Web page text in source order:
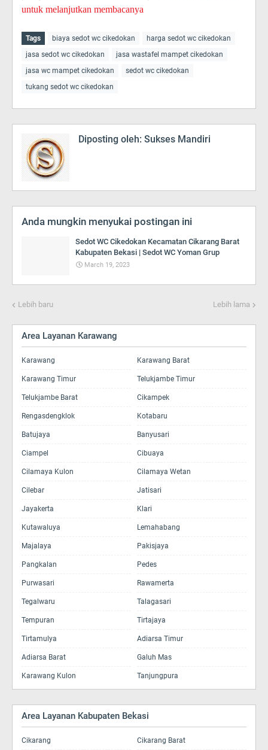
untuk melanjutkan membacanya
Tags biaya sedot wc cikedokan
harga sedot wc cikedokan
jasa sedot wc cikedokan
jasa wastafel mampet cikedokan
jasa wc mampet cikedokan
sedot wc cikedokan
tukang sedot wc cikedokan
Diposting oleh: Sukses Mandiri
Anda mungkin menyukai postingan ini
Sedot WC Cikedokan Kecamatan Cikarang Barat
Kabupaten Bekasi | Sedot WC Yoman Grup
March 19, 2023
Lebih baru Lebih lama
Area Layanan Karawang
Karawang Karawang Barat
Karawang Timur Telukjambe Timur
Telukjambe Barat Cikampek
Rengasdengklok Kotabaru
Batujaya Banyusari
Ciampel Cibuaya
Cilamaya Kulon Cilamaya Wetan
Cilebar Jatisari
Jayakerta Klari
Kutawaluya Lemahabang
Majalaya Pakisjaya
Pangkalan Pedes
Purwasari Rawamerta
Tegalwaru Talagasari
Tempuran Tirtajaya
Tirtamulya Adiarsa Timur
Adiarsa Barat Galuh Mas
Karawang Kulon Tanjungpura
Area Layanan Kabupaten Bekasi
Cikarang Cikarang Barat